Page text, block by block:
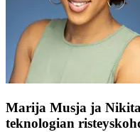
Marija Musja ja
teknologian